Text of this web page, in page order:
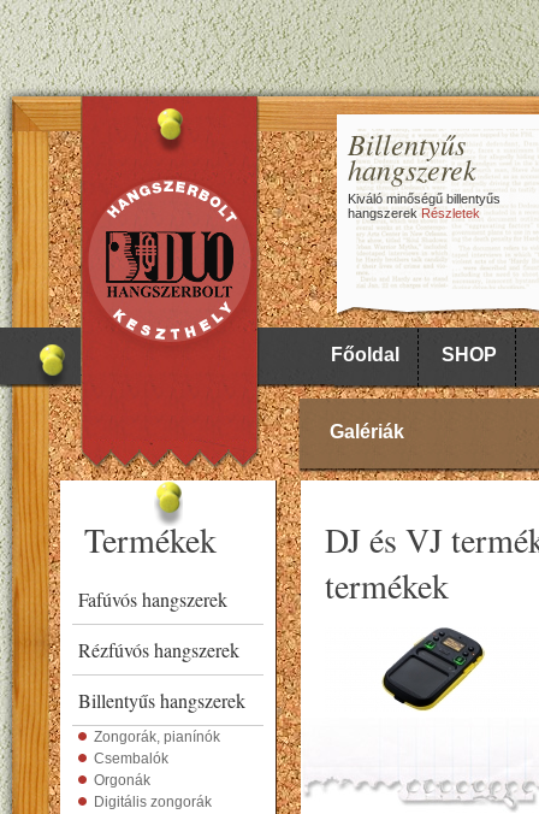
Billentyűs
hangszerek
Kiváló minőségű billentyűs
hangszerekRészletek
Főoldal SHOP
Galériák
Termékek
Fafúvós hangszerek
Rézfúvós hangszerek
Billentyűs hangszerek
Zongorák, pianínók
Csembalók
Orgonák
Digitális zongorák
DJ és VJ
termékek